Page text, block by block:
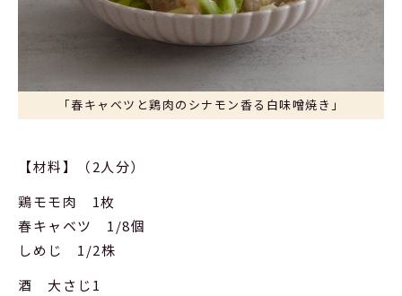
「春キャベツと鶏肉のシナモン香る白味噌焼き」
【材料】（2人分）
鶏モモ肉 1枚
春キャベツ 1/8個
しめじ 1/2株
酒 大さじ1